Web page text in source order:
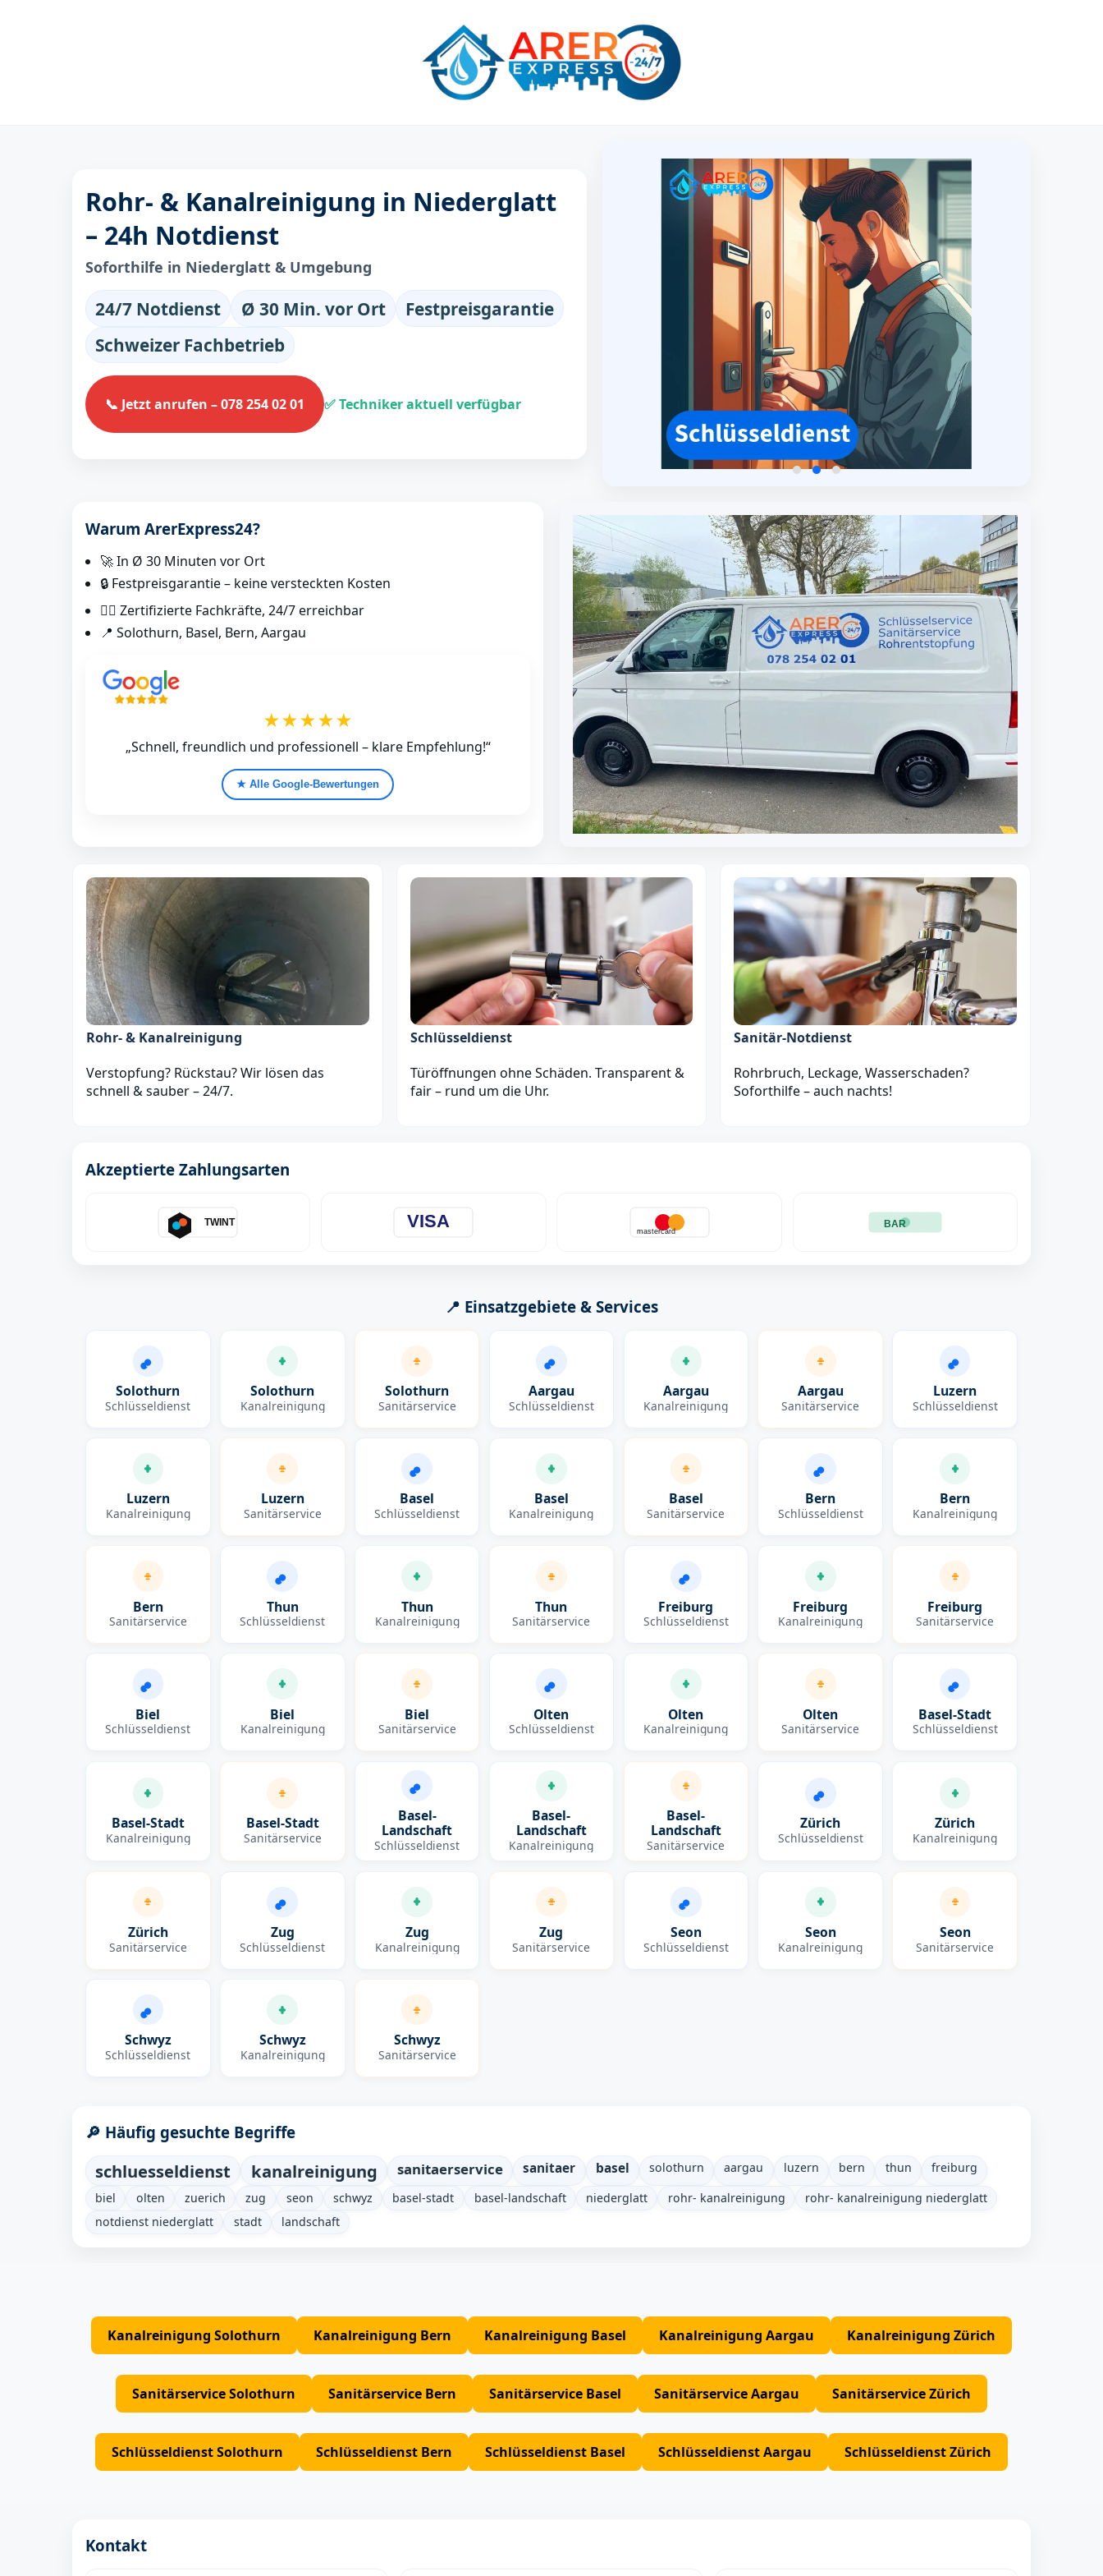
Rohr- & Kanalreinigung in Niederglatt
– 24h Notdienst
Soforthilfe in Niederglatt & Umgebung
24/7 Notdienst Ø 30 Min. vor Ort
Festpreisgarantie
Schweizer Fachbetrieb
📞 Jetzt anrufen – 078 254 02 01 ✅ Techniker aktuell verfügbar
Warum ArerExpress24?
🚀 In Ø 30 Minuten vor Ort
🔒 Festpreisgarantie – keine versteckten Kosten
👷‍♂️ Zertifizierte Fachkräfte, 24/7 erreichbar
📍 Solothurn, Basel, Bern, Aargau
★★★★★
„Schnell, freundlich und professionell – klare Empfehlung!“
★ Alle Google‑Bewertungen
Rohr- & Kanalreinigung
Verstopfung? Rückstau? Wir lösen das
schnell & sauber – 24/7.
Schlüsseldienst
Türöffnungen ohne Schäden. Transparent &
fair – rund um die Uhr.
Sanitär‑Notdienst
Rohrbruch, Leckage, Wasserschaden?
Soforthilfe – auch nachts!
Akzeptierte Zahlungsarten
TWINT VISA mastercard
BAR
📍 Einsatzgebiete & Services
Solothurn
Schlüsseldienst
Solothurn
Kanalreinigung
Solothurn
Sanitärservice
Aargau
Schlüsseldienst
Aargau
Kanalreinigung
Aargau
Sanitärservice
Luzern
Schlüsseldienst
Luzern
Kanalreinigung
Luzern
Sanitärservice
Basel
Schlüsseldienst
Basel
Kanalreinigung
Basel
Sanitärservice
Bern
Schlüsseldienst
Bern
Kanalreinigung
Bern
Sanitärservice
Thun
Schlüsseldienst
Thun
Kanalreinigung
Thun
Sanitärservice
Freiburg
Schlüsseldienst
Freiburg
Kanalreinigung
Freiburg
Sanitärservice
Biel
Schlüsseldienst
Biel
Kanalreinigung
Biel
Sanitärservice
Olten
Schlüsseldienst
Olten
Kanalreinigung
Olten
Sanitärservice
Basel-Stadt
Schlüsseldienst
Basel-Stadt
Kanalreinigung
Basel-Stadt
Sanitärservice
Basel-
Landschaft
Schlüsseldienst
Basel-
Landschaft
Kanalreinigung
Basel-
Landschaft
Sanitärservice
Zürich
Schlüsseldienst
Zürich
Kanalreinigung
Zürich
Sanitärservice
Zug
Schlüsseldienst
Zug
Kanalreinigung
Zug
Sanitärservice
Seon
Schlüsseldienst
Seon
Kanalreinigung
Seon
Sanitärservice
Schwyz
Schlüsseldienst
Schwyz
Kanalreinigung
Schwyz
Sanitärservice
🔎 Häufig gesuchte Begriffe
schluesseldienst kanalreinigung sanitaerservice sanitaer basel solothurn aargau luzern bern thun
freiburg
biel
olten zuerich zug seon schwyz basel-stadt basel-landschaft niederglatt rohr- kanalreinigung
rohr- kanalreinigung niederglatt
notdienst niederglatt
stadt landschaft
Kanalreinigung Solothurn Kanalreinigung Bern Kanalreinigung Basel Kanalreinigung Aargau Kanalreinigung Zürich
Sanitärservice Solothurn Sanitärservice Bern Sanitärservice Basel Sanitärservice Aargau Sanitärservice Zürich
Schlüsseldienst Solothurn Schlüsseldienst Bern Schlüsseldienst Basel Schlüsseldienst Aargau Schlüsseldienst Zürich
Kontakt